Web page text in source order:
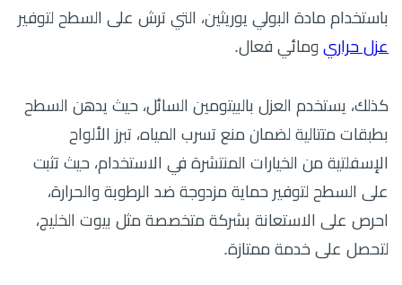
باستخدام مادة البولي يوريثين، التي ترش على السطح لتوفير
عزل حراري ومائي فعال.
كذلك، يستخدم العزل بالبيتومين السائل، حيث يدهن السطح
بطبقات متتالية لضمان منع تسرب المياه، تبرز الألواح
الإسفلتية من الخيارات المنتشرة في الاستخدام، حيث تثبت
على السطح لتوفير حماية مزدوجة ضد الرطوبة والحرارة،
احرص على الاستعانة بشركة متخصصة مثل بيوت الخليج،
لتحصل على خدمة ممتازة.